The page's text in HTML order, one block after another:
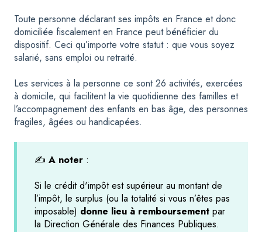
Toute personne déclarant ses impôts en France et donc
domiciliée fiscalement en France peut bénéficier du
dispositif. Ceci qu’importe votre statut : que vous soyez
salarié, sans emploi ou retraité.
Les services à la personne ce sont 26 activités, exercées
à domicile, qui facilitent la vie quotidienne des familles et
l’accompagnement des enfants en bas âge, des personnes
fragiles, âgées ou handicapées.
✍️ A noter :
Si le crédit d'impôt est supérieur au montant de
l’impôt, le surplus (ou la totalité si vous n’êtes pas
imposable) donne lieu à remboursement par
la Direction Générale des Finances Publiques.